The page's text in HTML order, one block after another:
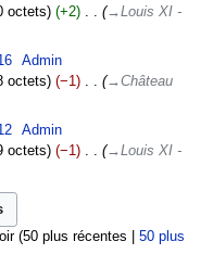
octets +2 ‎
→‎Louis XI -
Admin
octets −1 ‎
→‎Château
Admin
octets −1 ‎
→‎Louis XI -
(50 plus récentes
50 plus